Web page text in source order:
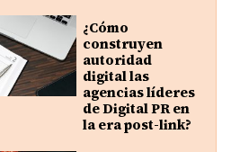
¿Cómo
construyen
autoridad
digital las
agencias líderes
de Digital PR en
la era post-link?